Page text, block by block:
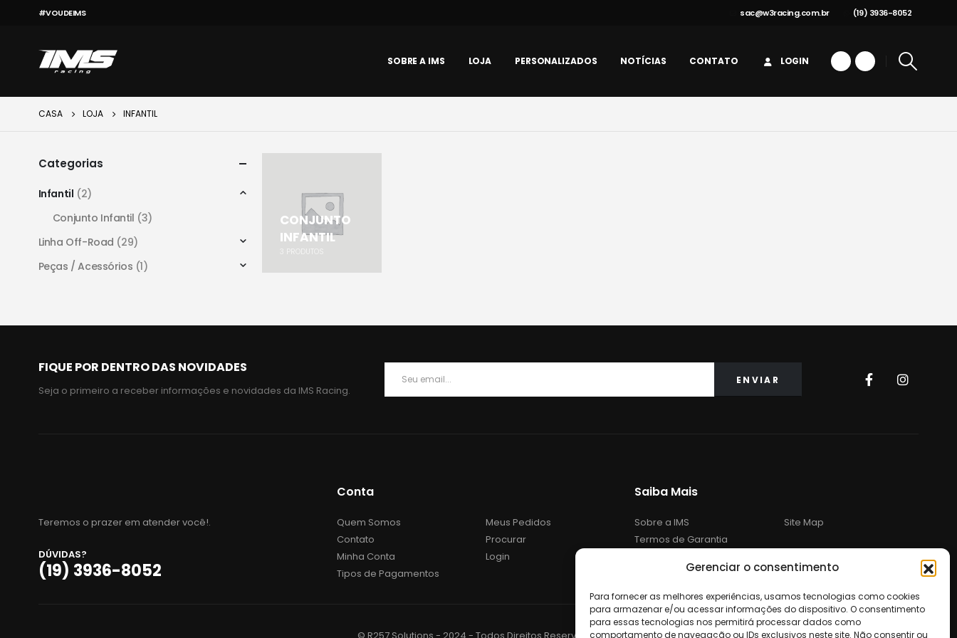
Gerenciar o consentimento
Para fornecer as melhores experiências, usamos tecnologias como cookies
para armazenar e/ou acessar informações do dispositivo. O consentimento
para essas tecnologias nos permitirá processar dados como
comportamento de navegação ou IDs exclusivos neste site. Não consentir ou
#VOUDEIMS sac@w3racing.com.br (19) 3936-8052
SOBRE A IMS LOJA PERSONALIZADOS NOTÍCIAS CONTATO LOGIN
CASA LOJA INFANTIL
CONJUNTO
INFANTIL
PRODUTOS
Categorias
Infantil (2)
Conjunto Infantil (3)
Linha Off-Road (29)
Peças / Acessórios (1)
FIQUE POR DENTRO DAS NOVIDADES
Seja o primeiro a receber informações e novidades da IMS Racing.
Teremos o prazer em atender você!.
DÚVIDAS?
(19) 3936-8052
Conta
Quem Somos
Contato
Minha Conta
Tipos de Pagamentos
Meus Pedidos
Procurar
Login
Saiba Mais
Sobre a IMS
Termos de Garantia
Política de Devolução
Site Map